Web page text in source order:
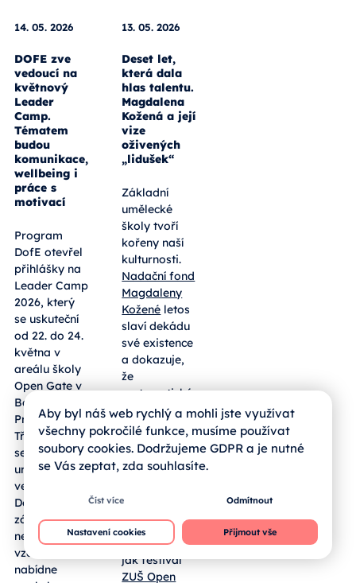
14. 05. 2026
DOFE zve
vedoucí na
květnový
Camp.
Tématem
budou
komunikace,
wellbeing i
práce s
motivací
Program
DofE otevřel
přihlášky na
Leader Camp
2026, který
se uskuteční
od 22. do 24.
května v
areálu školy
Open Gate v
Babicích u
Prahy.
Třídenní
setkání je
13. 05. 2026
která dala
hlas talentu.
Magdalena
Kožená a její
vize
oživených
„lidušek“
Základní
umělecké
školy tvoří
kořeny naší
kulturnosti.
Nadační fond
Magdaleny
Koženéletos
slaví dekádu
své existence
a dokazuje,
podpora
nadání bourá
bariéry a
otevírá
Aby byl náš web rychlý a mohli jste využívat
všechny pokročilé funkce, musíme používat
soubory cookies. Dodržujeme GDPR a je nutné
se Vás zeptat, zda souhlasíte.
Číst více Odmítnout
Nastavení cookies Přijmout vše